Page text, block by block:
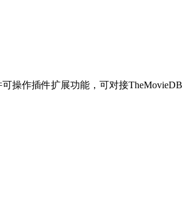
操作插件扩展功能，可对接TheMovieDB